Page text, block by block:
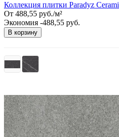
Коллекция плитки Paradyz
От 488,55 руб./м²
Экономия -488,55 руб.
В корзину